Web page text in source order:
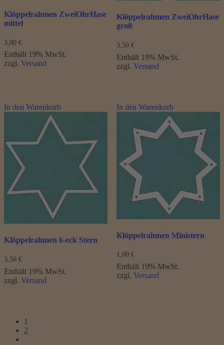
Klöppelrahmen ZweiOhrHase
mittel
3,00 €
Enthält 19% MwSt.
zzgl. Versand
Klöppelrahmen ZweiOhrHase
groß
3,50 €
Enthält 19% MwSt.
zzgl. Versand
In den Warenkorb
Klöppelrahmen 6-eck Stern
3,50 €
Enthält 19% MwSt.
zzgl. Versand
In den Warenkorb
Klöppelrahmen Ministern
1,00 €
Enthält 19% MwSt.
zzgl. Versand
1
2